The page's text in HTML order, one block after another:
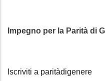
Impegno per la Parità di
Iscriviti a paritàdigenere